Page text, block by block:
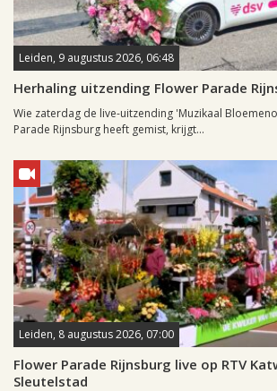
Leiden, 9 augustus 2026, 06:48
Herhaling uitzending Flower Parade
Wie zaterdag de live-uitzending 'Muzikaal
Parade Rijnsburg heeft gemist, krijgt...
Leiden, 8 augustus 2026, 07:00
Flower Parade Rijnsburg live op RTV
Sleutelstad